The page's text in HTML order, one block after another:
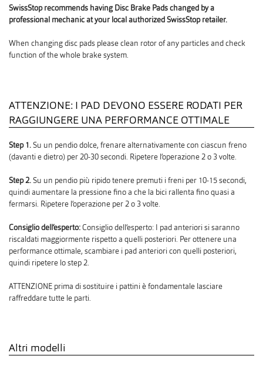
SwissStop recommends having Disc Brake Pads changed by a
professional mechanic at your local authorized SwissStop retailer.
When changing disc pads please clean rotor of any particles and check
function of the whole brake system.
ATTENZIONE: I PAD DEVONO ESSERE RODATI PER
RAGGIUNGERE UNA PERFORMANCE OTTIMALE
Step 1.Su un pendio dolce, frenare alternativamente con ciascun freno
(davanti e dietro) per 20-30 secondi. Ripetere l‘operazione 2 o 3 volte.
Step 2.Su un pendio più ripido tenere premuti i freni per 10-15 secondi,
quindi aumentare la pressione fino a che la bici rallenta fino quasi a
fermarsi. Ripetere l‘operazione per 2 o 3 volte.
Consiglio dell‘esperto:Consiglio dell‘esperto: I pad anteriori si saranno
riscaldati maggiormente rispetto a quelli posteriori. Per ottenere una
performance ottimale, scambiare i pad anteriori con quelli posteriori,
quindi ripetere lo step 2.
ATTENZIONE prima di sostituire i pattini è fondamentale lasciare
raffreddare tutte le parti.
Altri modelli